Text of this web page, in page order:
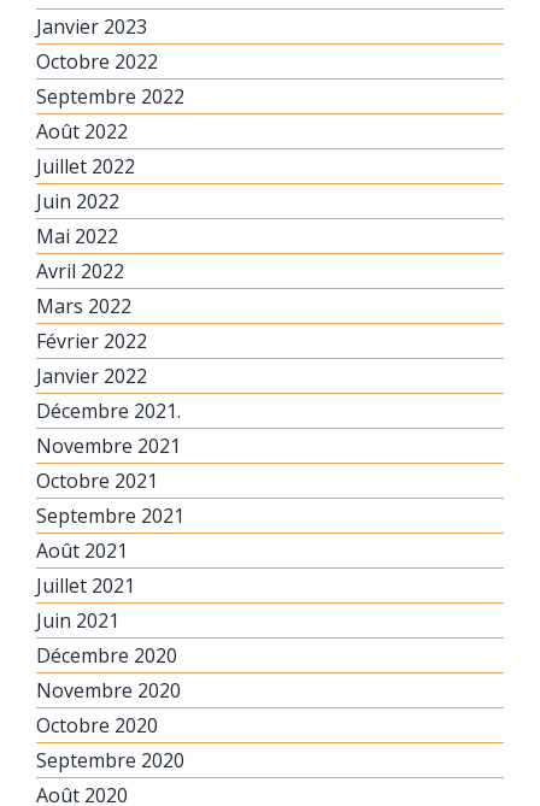
Janvier 2023
Octobre 2022
Septembre 2022
Août 2022
Juillet 2022
Juin 2022
Mai 2022
Avril 2022
Mars 2022
Février 2022
Janvier 2022
Décembre 2021.
Novembre 2021
Octobre 2021
Septembre 2021
Août 2021
Juillet 2021
Juin 2021
Décembre 2020
Novembre 2020
Octobre 2020
Septembre 2020
Août 2020